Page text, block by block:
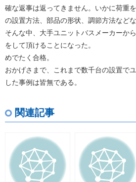
確な返事は返ってきません。いかに荷重
の設置方法、部品の形状、調節方法などな
そんな中、大手ユニットバスメーカーか
をして頂けることになった。
めでたく合格。
おかげさまで、これまで数千台の設置で
した事例は皆無である。
関連記事